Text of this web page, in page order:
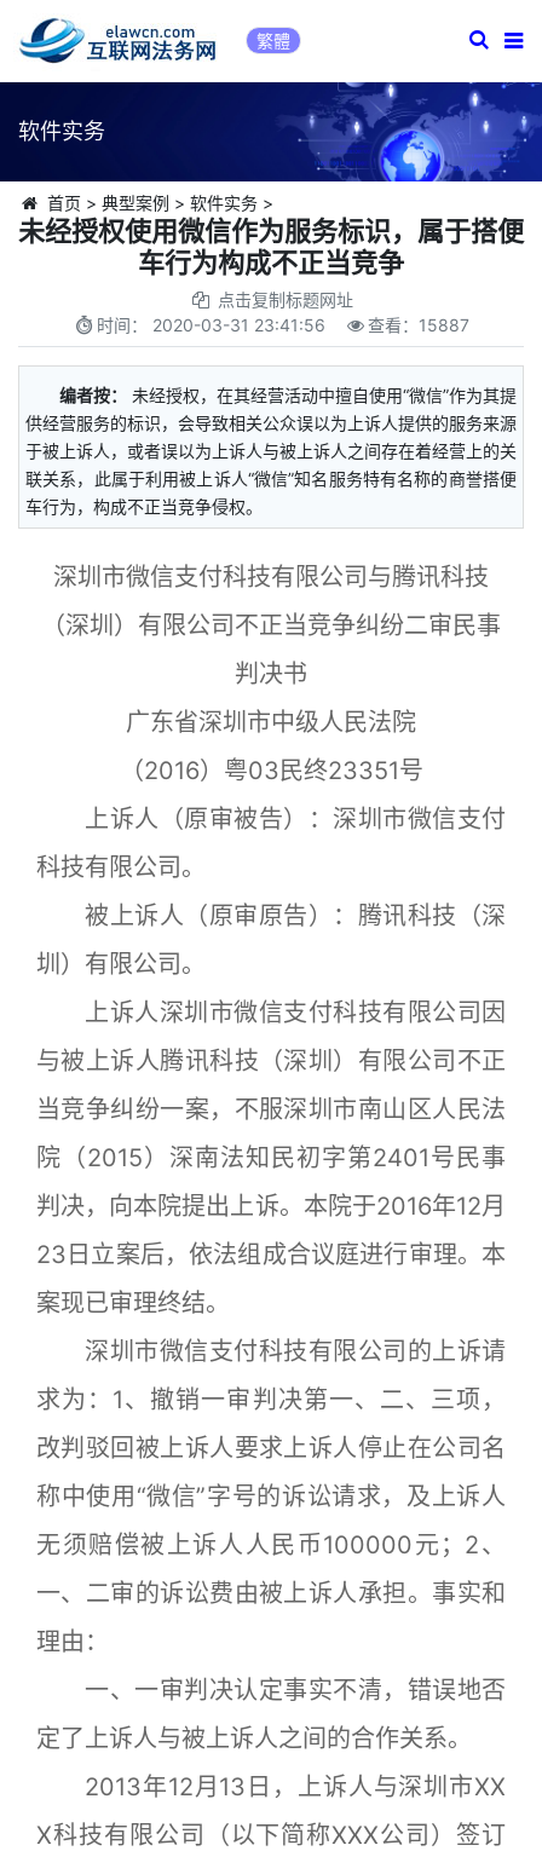
繁體
软件实务
首页 > 典型案例 > 软件实务>
未经授权使用微信作为服务标识，属于搭便
车行为构成不正当竞争
点击复制标题网址
时间： 2020-03-31 23:41:56 查看： 15887
编者按：
未经授权，在其经营活动中擅自使用“微信”作为其提
供经营服务的标识，会导致相关公众误以为上诉人提供的服务来源
于被上诉人，或者误以为上诉人与被上诉人之间存在着经营上的关
联关系，此属于利用被上诉人“微信”知名服务特有名称的商誉搭便
车行为，构成不正当竞争侵权。
深圳市微信支付科技有限公司与腾讯科技
（深圳）有限公司不正当竞争纠纷二审民事
判决书
广东省深圳市中级人民法院
（2016）粤03民终23351号
上诉人（原审被告）：深圳市微信支付
科技有限公司。
被上诉人（原审原告）：腾讯科技（深
圳）有限公司。
上诉人深圳市微信支付科技有限公司因
与被上诉人腾讯科技（深圳）有限公司不正
当竞争纠纷一案，不服深圳市南山区人民法
院（2015）深南法知民初字第2401号民事
判决，向本院提出上诉。本院于2016年12月
23日立案后，依法组成合议庭进行审理。本
案现已审理终结。
深圳市微信支付科技有限公司的上诉请
求为：1、撤销一审判决第一、二、三项，
改判驳回被上诉人要求上诉人停止在公司名
称中使用“微信”字号的诉讼请求，及上诉人
无须赔偿被上诉人人民币100000元；2、
一、二审的诉讼费由被上诉人承担。事实和
理由：
一、一审判决认定事实不清，错误地否
定了上诉人与被上诉人之间的合作关系。
2013年12月13日，上诉人与深圳市XX
X科技有限公司（以下简称XXX公司）签订